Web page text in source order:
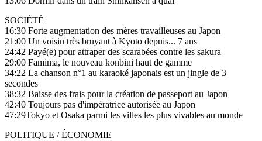
SOCIÉTÉ
16:30 Forte augmentation des mères travailleuses au Japon
21:00 Un voisin très bruyant à Kyoto depuis... 7 ans
24:42 Payé(e) pour attraper des scarabées contre les sakura
29:00 Famima, le nouveau konbini haut de gamme
34:22 La chanson n°1 au karaoké japonais est un jingle de 3
secondes
38:32 Baisse des frais pour la création de passeport au Japon
42:40 Toujours pas d'impératrice autorisée au Japon
47:29Tokyo et Osaka parmi les villes les plus vivables au monde
POLITIQUE / ÉCONOMIE